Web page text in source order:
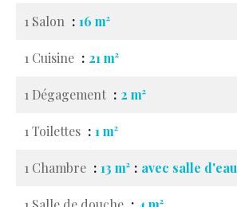
1 Salon 16 m²
1 Cuisine 21 m²
1 Dégagement 2 m²
1 Toilettes 1 m²
1 Chambre 13 m² avec salle d'eau